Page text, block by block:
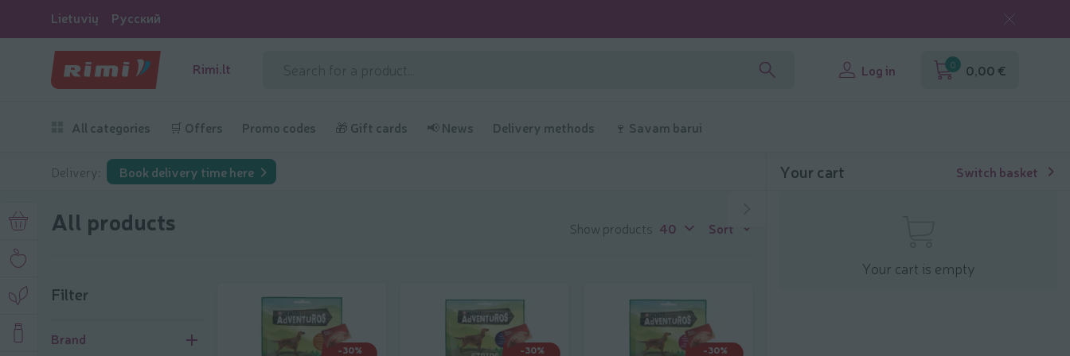
Lietuvių Русский
Rimi.lt Log in 0 0,00 €
All categories 🛒 Offers Promo codes 🎁 Gift cards 📢 News Delivery methods 🍷 Savam barui
Delivery: Book delivery time here
All products Show products 40 Sort
Filter
Brand
-30% -30% -30%
Your cart Switch basket
Your cart is empty